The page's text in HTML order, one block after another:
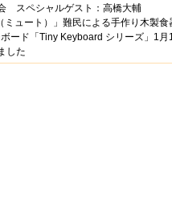
スペシャルゲスト：高橋大輔
ュート）」難民による手作り木製
ード「Tiny Keyboard シリーズ」1
した